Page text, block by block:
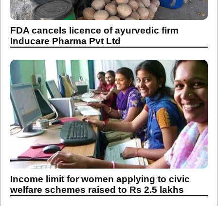
FDA cancels licence of ayurvedic firm
Inducare Pharma Pvt Ltd
Income limit for women applying to civic
welfare schemes raised to Rs 2.5 lakhs